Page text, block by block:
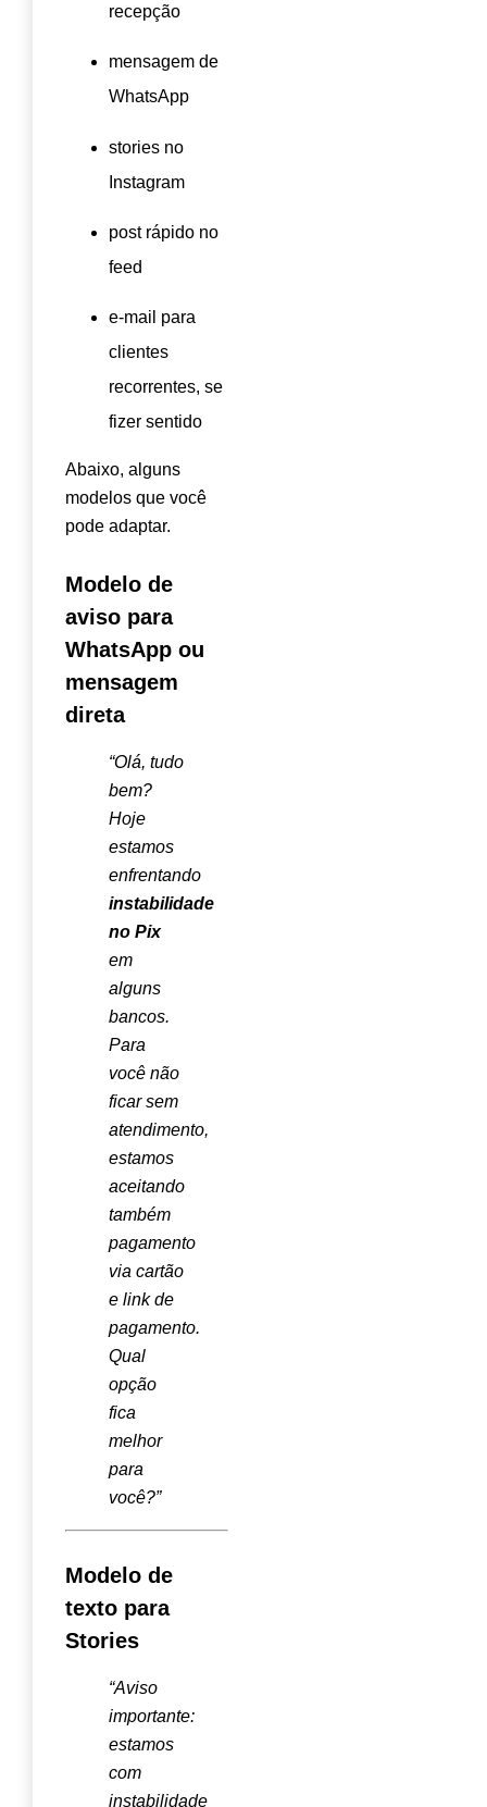
recepção
mensagem de
WhatsApp
stories no
Instagram
post rápido no
feed
e-mail para
clientes
recorrentes, se
fizer sentido
Abaixo, alguns
modelos que você
pode adaptar.
Modelo de
aviso para
WhatsApp ou
mensagem
direta
“Olá, tudo
bem?
Hoje
estamos
enfrentando
instabilidade
no Pix
em
alguns
bancos.
Para
você não
ficar sem
atendimento,
estamos
aceitando
também
pagamento
via cartão
e link de
pagamento.
Qual
opção
fica
melhor
para
você?”
Modelo de
texto para
Stories
“Aviso
importante:
estamos
com
instabilidade